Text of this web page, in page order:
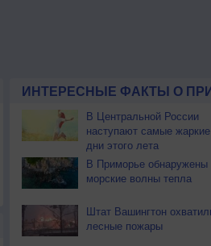
ИНТЕРЕСНЫЕ ФАКТЫ О
В Центральной России
наступают самые жаркие
дни этого лета
В Приморье обнаружены
морские волны тепла
Штат Вашингтон
лесные пожары